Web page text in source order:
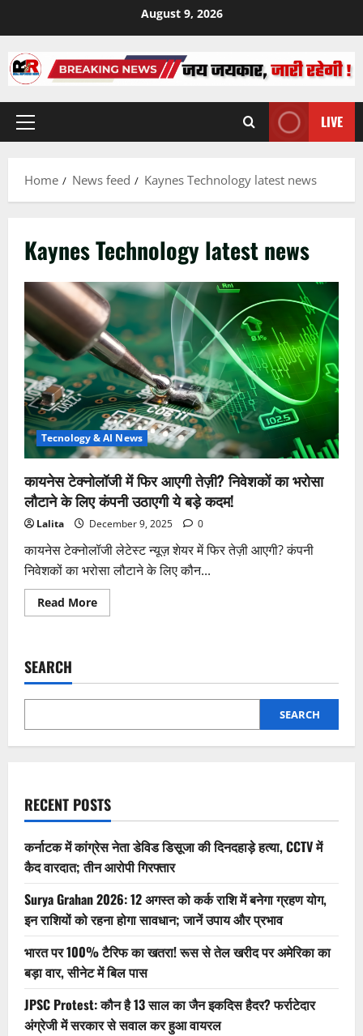
content
August 9, 2026
Primary
LIVE
Home News feed Kaynes Technology latest news
Kaynes Technology latest news
Tecnology & AI News
कायनेस टेक्नोलॉजी में फिर आएगी तेज़ी? निवेशकों का भरोसा
लौटाने के लिए कंपनी उठाएगी ये बड़े कदम!
Lalita December 9, 2025 0
कायनेस टेक्नोलॉजी लेटेस्ट न्यूज़ शेयर में फिर तेज़ी आएगी? कंपनी
निवेशकों का भरोसा लौटाने के लिए कौन...
Read MoreRead
more
आएगी
निवेशकों
भरोसा
के
बड़े
कदम!
SEARCH
SEARCH
RECENT POSTS
कर्नाटक में कांग्रेस नेता डेविड डिसूजा की दिनदहाड़े हत्या, CCTV में
कैद वारदात; तीन आरोपी गिरफ्तार
Surya Grahan 2026: 12 अगस्त को कर्क राशि में बनेगा ग्रहण योग,
इन राशियों को रहना होगा सावधान; जानें उपाय और प्रभाव
भारत पर 100% टैरिफ का खतरा! रूस से तेल खरीद पर अमेरिका का
बड़ा वार, सीनेट में बिल पास
JPSC Protest: कौन है 13 साल का जैन इकदिस हैदर? फर्राटेदार
अंग्रेजी में सरकार से सवाल कर हुआ वायरल